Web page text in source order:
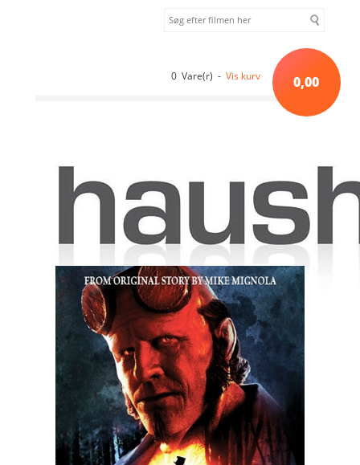
0 Vare(r) - Vis kurv 0,00
Hellboy: The Crooked Man (2024) [DVD]